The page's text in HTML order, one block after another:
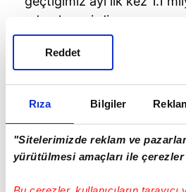
Rıza Bilgiler
"Sitelerimizde reklam ve
yürütülmesi amaçları ile çerezler
Reddet
ederek geçirdi.